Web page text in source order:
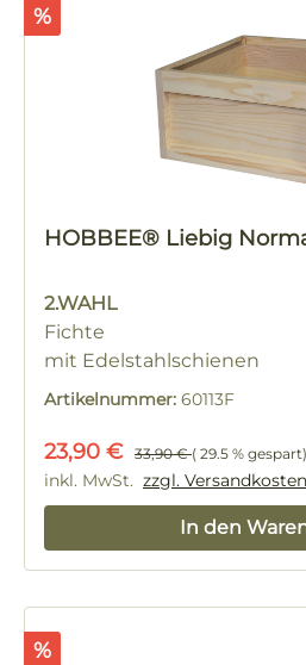
Rabatt
%
HOBBEE® Liebig
2.WAHL
Fichte
mit Edelstahlschienen
Artikelnummer: 60113F
Verkaufspreis:
23,90 € Regulärer Preis:
33,90 €( 29.5 % gespart)
inkl. MwSt. zzgl. Versandkosten
In den
Rabatt
%